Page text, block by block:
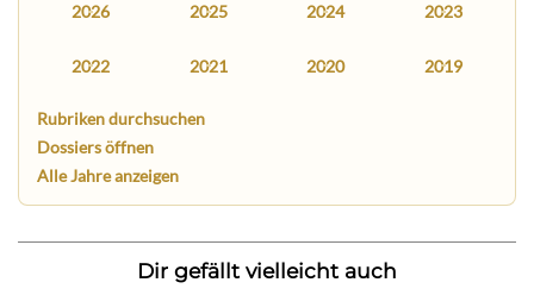
2026 2025 2024 2023
2022 2021 2020 2019
Rubriken durchsuchen
Dossiers öffnen
Alle Jahre anzeigen
Dir gefällt vielleicht auch